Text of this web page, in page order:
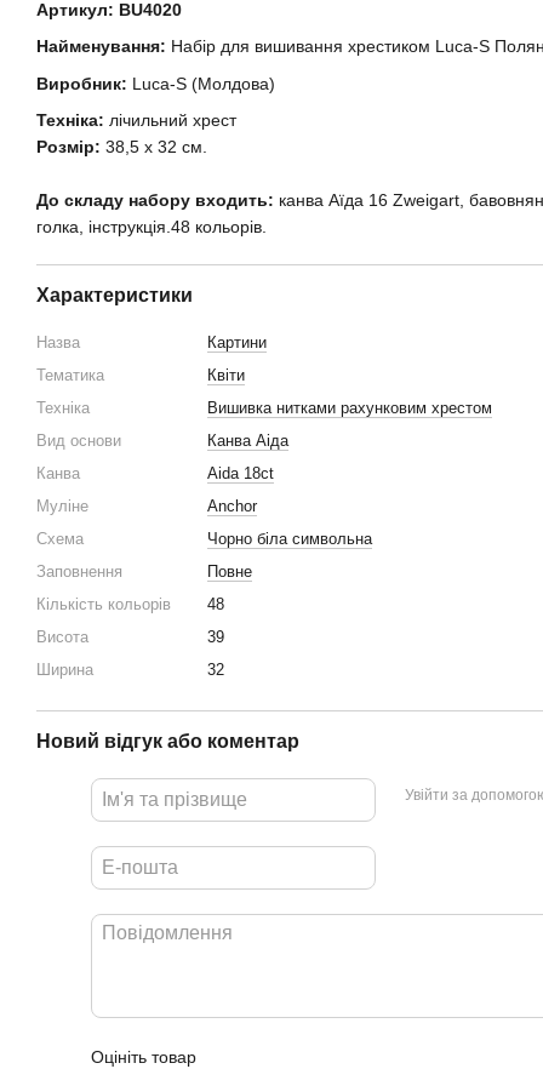
Артикул: BU4020
Найменування: Набір для вишивання хрестиком Luca-S
Виробник: Luca-S (Молдова)
Техніка: лічильний хрест
Розмір: 38,5 х 32 см.
До складу набору входить: канва Аїда 16 Zweigart,
голка, інструкція.48 кольорів.
Характеристики
Назва
Картини
Тематика
Квіти
Техніка
Вишивка нитками рахунковим хрестом
Вид основи
Канва Аіда
Канва
Aida 18ct
Муліне
Anchor
Схема
Чорно біла символьна
Заповнення
Повне
Кількість кольорів
48
Висота
39
Ширина
32
Новий відгук або коментар
Увійти за
Оцініть товар